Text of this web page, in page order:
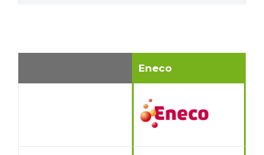
Eneco